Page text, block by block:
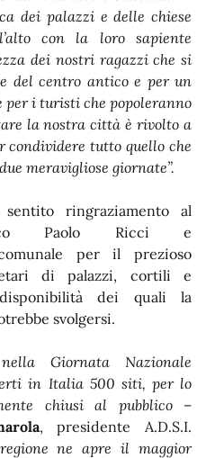
dei palazzi e delle chiese
con la loro sapiente
dei nostri ragazzi che si
del centro antico e per un
per i turisti che popoleranno
la nostra città è rivolto a
tutto quello che
meravigliose giornate”.
sentito ringraziamento al
Paolo Ricci e
comunale per il prezioso
di palazzi, cortili e
dei quali la
svolgersi.
nella Giornata Nazionale
in Italia 500 siti, per lo
chiusi al pubblico–
, presidente A.D.S.I.
ne apre il maggior